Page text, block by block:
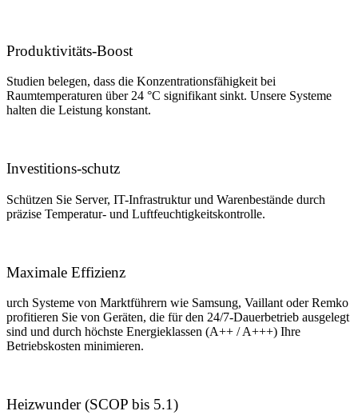
Produktivitäts-Boost
Studien belegen, dass die Konzentrationsfähigkeit bei
Raumtemperaturen über 24 °C signifikant sinkt. Unsere Systeme
halten die Leistung konstant.
Investitions-schutz
Schützen Sie Server, IT-Infrastruktur und Warenbestände durch
präzise Temperatur- und Luftfeuchtigkeitskontrolle.
Maximale Effizienz
urch Systeme von Marktführern wie Samsung, Vaillant oder Remko
profitieren Sie von Geräten, die für den 24/7-Dauerbetrieb ausgelegt
sind und durch höchste Energieklassen (A++ / A+++) Ihre
Betriebskosten minimieren.
Heizwunder(SCOP bis 5.1)